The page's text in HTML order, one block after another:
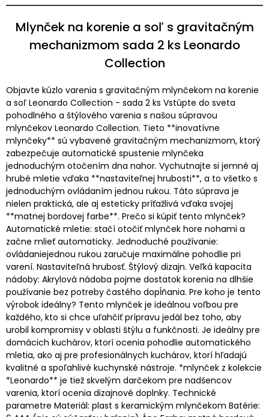
Mlynček na korenie a soľ s gravitačným
mechanizmom sada 2 ks Leonardo
Collection
Objavte kúzlo varenia s gravitačným mlynčekom na korenie
a soľ Leonardo Collection - sada 2 ks Vstúpte do sveta
pohodlného a štýlového varenia s našou súpravou
mlynčekov Leonardo Collection. Tieto **inovatívne
mlynčeky** sú vybavené gravitačným mechanizmom, ktorý
zabezpečuje automatické spustenie mlynčeka
jednoduchým otočením dna nahor. Vychutnajte si jemné aj
hrubé mletie vďaka **nastaviteľnej hrubosti**, a to všetko s
jednoduchým ovládaním jednou rukou. Táto súprava je
nielen praktická, ale aj esteticky príťažlivá vďaka svojej
**matnej bordovej farbe**. Prečo si kúpiť tento mlynček?
Automatické mletie: stačí otočiť mlynček hore nohami a
začne mlieť automaticky. Jednoduché používanie:
ovládaniejednou rukou zaručuje maximálne pohodlie pri
varení. Nastaviteľná hrubosť. Štýlový dizajn. Veľká kapacita
nádoby: Akrylová nádoba pojme dostatok korenia na dlhšie
používanie bez potreby častého dopĺňania. Pre koho je tento
výrobok ideálny? Tento mlynček je ideálnou voľbou pre
každého, kto si chce uľahčiť prípravu jedál bez toho, aby
urobil kompromisy v oblasti štýlu a funkčnosti. Je ideálny pre
domácich kuchárov, ktorí ocenia pohodlie automatického
mletia, ako aj pre profesionálnych kuchárov, ktorí hľadajú
kvalitné a spoľahlivé kuchynské nástroje. *mlynček z kolekcie
*Leonardo** je tiež skvelým darčekom pre nadšencov
varenia, ktorí ocenia dizajnové doplnky. Technické
parametre Materiál: plast s keramickým mlynčekom Batérie: